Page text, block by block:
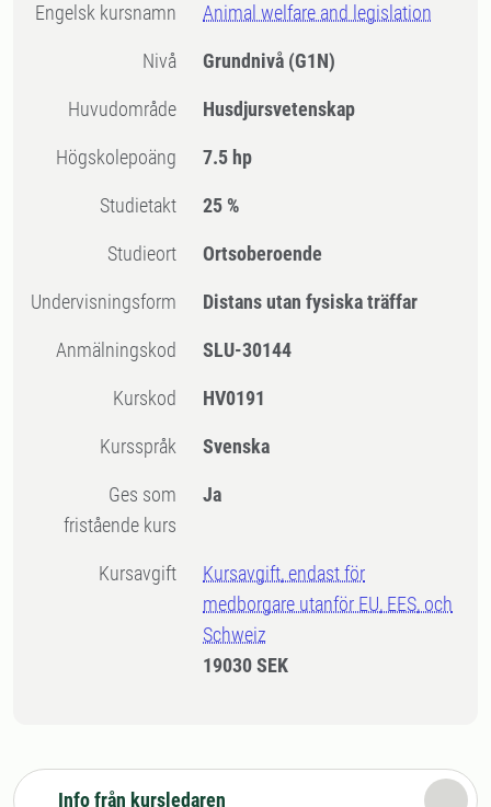
Engelsk kursnamn Animal welfare and legislation
Nivå Grundnivå (G1N)
Huvudområde Husdjursvetenskap
högskolepoäng 7.5 hp
Studietakt 25 %
Studieort Ortsoberoende
Undervisningsform Distans utan fysiska träffar
Anmälningskod SLU-30144
Kurskod HV0191
Kursspråk Svenska
Ges som
fristående kurs
Ja
Kursavgift
Kursavgift, endast för
medborgare utanför EU, EES, och
Schweiz
19030 SEK
Info från kursledaren